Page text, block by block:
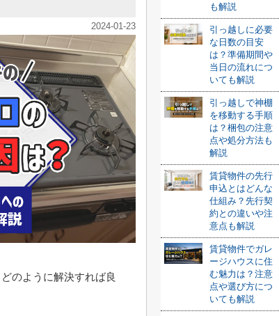
2024-01-23
のように解決すれば良
も解説
引っ越しに必要
な日数の目安
は？準備期間や
当日の流れにつ
いても解説
引っ越しで神棚
を移動する手順
は？梱包の注意
点や処分方法も
解説
賃貸物件の先行
申込とはどんな
仕組み？先行契
約との違いや注
意点も解説
賃貸物件でガレ
ージハウスに住
む魅力は？注意
点や選び方につ
いても解説